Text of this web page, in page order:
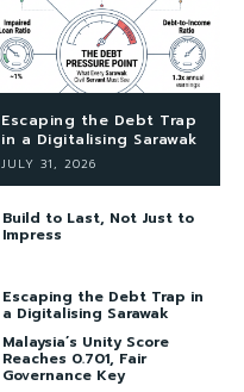
Escaping the Debt Trap
in a Digitalising Sarawak
JULY 31, 2026
Build to Last, Not Just to
Impress
Escaping the Debt Trap in
a Digitalising Sarawak
Malaysia’s Unity Score
Reaches 0.701, Fair
Governance Key